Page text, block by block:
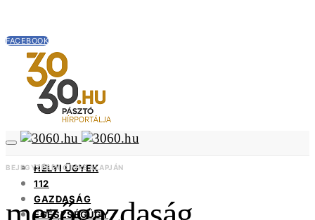
FACEBOOK
HELYI ÜGYEK
112
GAZDASÁG
EGÉSZSÉGÜGY
BEJEGYZÉSEK CÍMKE ALAPJÁN